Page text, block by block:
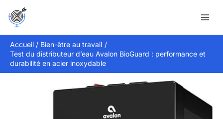
Accueil
Bien-être au travail
Test du distributeur d’eau Avalon BioGuard : performance et
durabilité en acier inoxydable
Rechercher